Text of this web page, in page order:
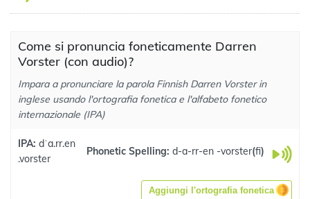
Come si pronuncia foneticamente Darren
Vorster (con audio)?
Impara a pronunciare la parola Finnish Darren Vorster in
inglese usando l'ortografia fonetica e l'alfabeto fonetico
internazionale (IPA)
IPA: dˈa.rr.en
.vorster
Phonetic Spelling: d-a-rr-en -vorster(fi)
Aggiungi l'ortografia fonetica